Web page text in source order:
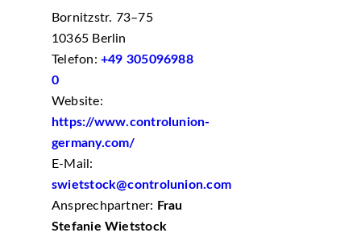
Bornitzstr. 73–75
10365 Berlin
Telefon: +49 305096988
0
Website:
https://www.controlunion-
germany.com/
E-Mail:
swietstock@controlunion.com
Ansprechpartner: Frau
Stefanie Wietstock